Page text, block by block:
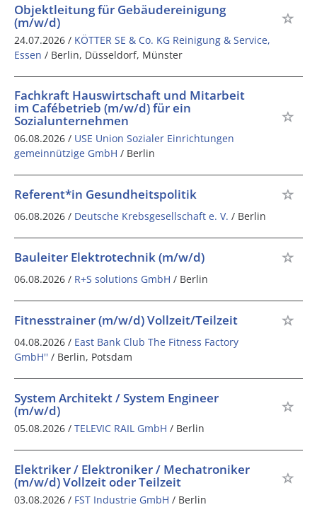
Objektleitung für Gebäudereinigung
(m/w/d)
24.07.2026 / KÖTTER SE & Co. KG Reinigung & Service,
Essen / Berlin, Düsseldorf, Münster
Fachkraft Hauswirtschaft und Mitarbeit
im Cafébetrieb (m/w/d) für ein
Sozialunternehmen
06.08.2026 / USE Union Sozialer Einrichtungen
gemeinnützige GmbH / Berlin
Referent*in Gesundheitspolitik
06.08.2026 / Deutsche Krebsgesellschaft e. V. / Berlin
Bauleiter Elektrotechnik (m/w/d)
06.08.2026 / R+S solutions GmbH / Berlin
Fitnesstrainer (m/w/d) Vollzeit/Teilzeit
04.08.2026 / East Bank Club The Fitness Factory
GmbH'' / Berlin, Potsdam
System Architekt / System Engineer
(m/w/d)
05.08.2026 / TELEVIC RAIL GmbH / Berlin
Elektriker / Elektroniker / Mechatroniker
(m/w/d) Vollzeit oder Teilzeit
03.08.2026 / FST Industrie GmbH / Berlin